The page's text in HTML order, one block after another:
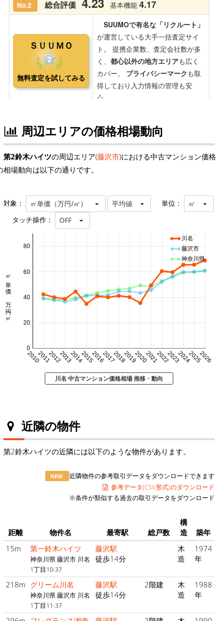
周辺エリアの価格相場動向
第2鈴木ハイツの周辺エリア(藤沢市)における中古マンション価格
相場動向は以下の通りです。
対象： ㎡単価（万円/㎡） 平均値 単位： ㎡
タッチ操作： OFF
20102011201220132014201520162017201820192020202120222023202420252026
0
20
40
60
80
㎡単価 万円/㎡
川名
藤沢市
神奈川県
川名 中古マンション価格相場 推移・動向
近隣の物件
第2鈴木ハイツの近隣には以下のような物件があります。
NEW
近隣物件の参考取引データをダウンロードできます
参考データ(CSV形式)のダウンロード
※条件が類似する過去の取引データをダウンロード
距離 物件名 最寄駅 総戸数
構
造
築年
15m
第一鈴木ハイツ
神奈川県 藤沢市 川名
1丁目10-37
藤沢駅
徒歩14分
木
造
1974
年
218m グリーム川名
神奈川県 藤沢市 川名
1丁目11-37
藤沢駅
徒歩14分
2階建
木
造
1988
年